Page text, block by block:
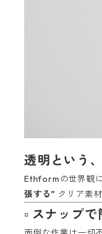
透明という
Ethformの世界観
張する” クリア素
▫ スナップ